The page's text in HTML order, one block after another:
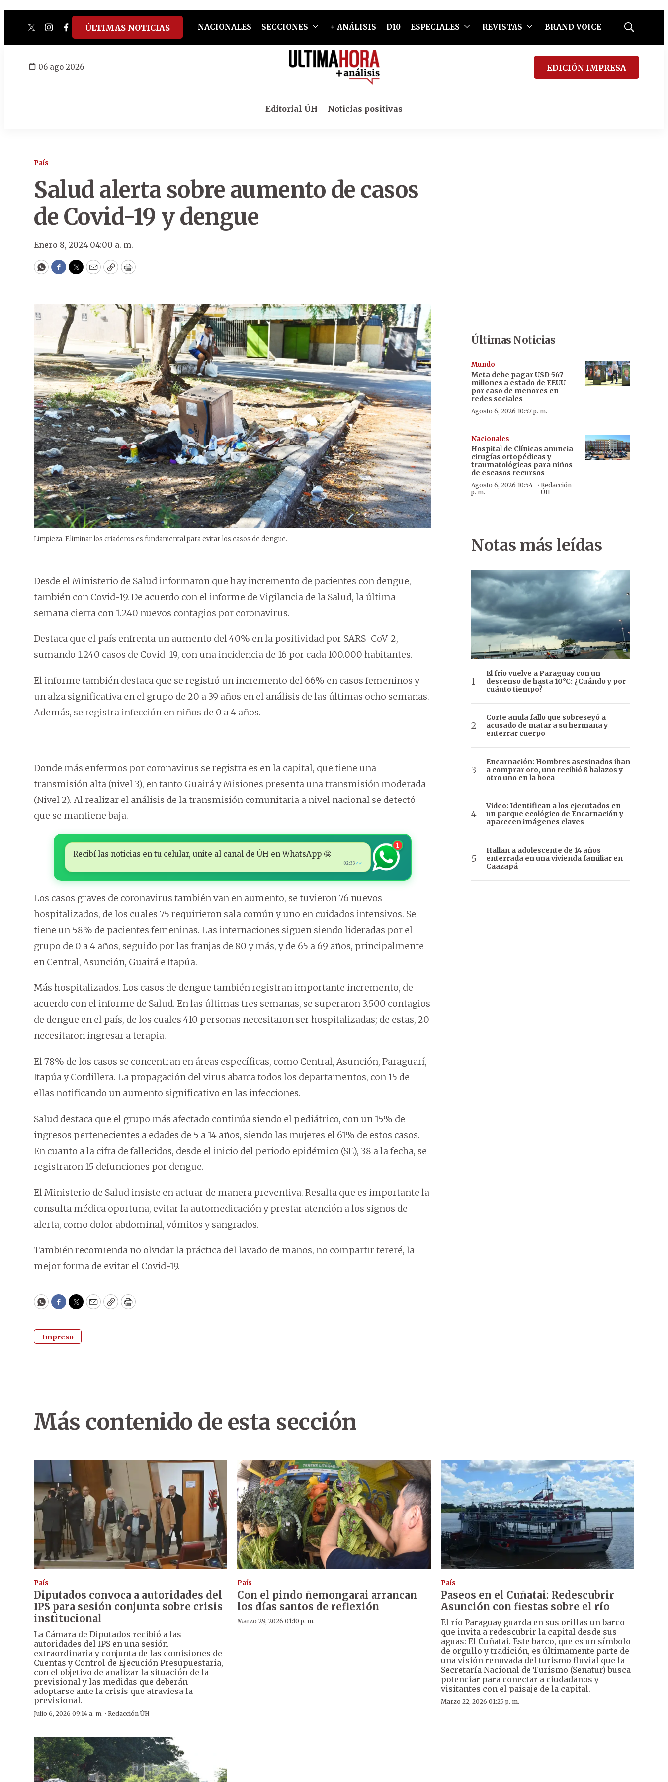
twitterinstagram
facebook
tiktokyoutube
spotify
ÚLTIMAS NOTICIAS NACIONALES SECCIONES + ANÁLISIS D10 ESPECIALES REVISTAS BRAND VOICE
Mostrar
06 ago 2026 EDICIÓN IMPRESA
Editorial ÚH Noticias positivas
País
Salud alerta sobre aumento de casos
de Covid-19 y dengue
Enero 8, 2024 04:00 a. m.
WhatsApp
Facebook
Twitter
EmailCopyPrint
Limpieza. Eliminar los criaderos es fundamental para evitar los casos de dengue.
Desde el Ministerio de Salud informaron que hay incremento de pacientes con dengue,
también con Covid-19. De acuerdo con el informe de Vigilancia de la Salud, la última
semana cierra con 1.240 nuevos contagios por coronavirus.
Destaca que el país enfrenta un aumento del 40% en la positividad por SARS-CoV-2,
sumando 1.240 casos de Covid-19, con una incidencia de 16 por cada 100.000 habitantes.
El informe también destaca que se registró un incremento del 66% en casos femeninos y
un alza significativa en el grupo de 20 a 39 años en el análisis de las últimas ocho semanas.
Además, se registra infección en niños de 0 a 4 años.
Donde más enfermos por coronavirus se registra es en la capital, que tiene una
transmisión alta (nivel 3), en tanto Guairá y Misiones presenta una transmisión moderada
(Nivel 2). Al realizar el análisis de la transmisión comunitaria a nivel nacional se detectó
que se mantiene baja.
Recibí las noticias en tu celular, unite al canal de ÚH en WhatsApp 🤩
02:33 ✓✓
1
Los casos graves de coronavirus también van en aumento, se tuvieron 76 nuevos
hospitalizados, de los cuales 75 requirieron sala común y uno en cuidados intensivos. Se
tiene un 58% de pacientes femeninas. Las internaciones siguen siendo lideradas por el
grupo de 0 a 4 años, seguido por las franjas de 80 y más, y de 65 a 69 años, principalmente
en Central, Asunción, Guairá e Itapúa.
Más hospitalizados. Los casos de dengue también registran importante incremento, de
acuerdo con el informe de Salud. En las últimas tres semanas, se superaron 3.500 contagios
de dengue en el país, de los cuales 410 personas necesitaron ser hospitalizadas; de estas, 20
necesitaron ingresar a terapia.
El 78% de los casos se concentran en áreas específicas, como Central, Asunción, Paraguarí,
Itapúa y Cordillera. La propagación del virus abarca todos los departamentos, con 15 de
ellas notificando un aumento significativo en las infecciones.
Salud destaca que el grupo más afectado continúa siendo el pediátrico, con un 15% de
ingresos pertenecientes a edades de 5 a 14 años, siendo las mujeres el 61% de estos casos.
En cuanto a la cifra de fallecidos, desde el inicio del periodo epidémico (SE), 38 a la fecha, se
registraron 15 defunciones por dengue.
El Ministerio de Salud insiste en actuar de manera preventiva. Resalta que es importante la
consulta médica oportuna, evitar la automedicación y prestar atención a los signos de
alerta, como dolor abdominal, vómitos y sangrados.
También recomienda no olvidar la práctica del lavado de manos, no compartir tereré, la
mejor forma de evitar el Covid-19.
WhatsApp
Facebook
Twitter
EmailCopyPrint
Impreso
Últimas Noticias
Mundo
Meta debe pagar USD 567
millones a estado de EEUU
por caso de menores en
redes sociales
Agosto 6, 2026 10:57 p. m.
Nacionales
Hospital de Clínicas anuncia
cirugías ortopédicas y
traumatológicas para niños
de escasos recursos
Agosto 6, 2026 10:54
p. m.
· Redacción
ÚH
Notas más leídas
El frío vuelve a Paraguay con un
descenso de hasta 10°C: ¿Cuándo y por
cuánto tiempo?
Corte anula fallo que sobreseyó a
acusado de matar a su hermana y
enterrar cuerpo
Encarnación: Hombres asesinados iban
a comprar oro, uno recibió 8 balazos y
otro uno en la boca
Video: Identifican a los ejecutados en
un parque ecológico de Encarnación y
aparecen imágenes claves
Hallan a adolescente de 14 años
enterrada en una vivienda familiar en
Caazapá
Más contenido de esta sección
País
Diputados convoca a autoridades del
IPS para sesión conjunta sobre crisis
institucional
La Cámara de Diputados recibió a las
autoridades del IPS en una sesión
extraordinaria y conjunta de las comisiones de
Cuentas y Control de Ejecución Presupuestaria,
con el objetivo de analizar la situación de la
previsional y las medidas que deberán
adoptarse ante la crisis que atraviesa la
previsional.
Julio 6, 2026 09:14 a. m. · Redacción ÚH
País
Con el pindo ñemongarai arrancan
los días santos de reflexión
Marzo 29, 2026 01:10 p. m.
País
Paseos en el Cuñatai: Redescubrir
Asunción con fiestas sobre el río
El río Paraguay guarda en sus orillas un barco
que invita a redescubrir la capital desde sus
aguas: El Cuñatai. Este barco, que es un símbolo
de orgullo y tradición, es últimamente parte de
una visión renovada del turismo fluvial que la
Secretaría Nacional de Turismo (Senatur) busca
potenciar para conectar a ciudadanos y
visitantes con el paisaje de la capital.
Marzo 22, 2026 01:25 p. m.